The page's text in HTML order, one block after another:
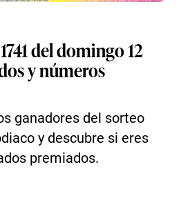
del domingo 12
y números
ganadores del sorteo
y descubre si eres
premiados.